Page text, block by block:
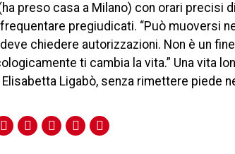
preso casa a Milano) con orari precisi
pregiudicati. “Può muoversi
chiedere autorizzazioni. Non è un
ti cambia la vita.” Una vita
Ligabò, senza rimettere piede